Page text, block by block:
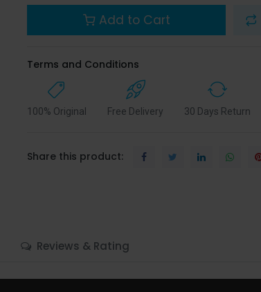
Add to Cart
Terms and Conditions
100% Original Free Delivery 30 Days Return
Share this product:
Reviews & Rating